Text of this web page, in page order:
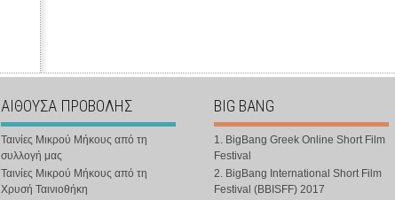
ΑΙΘΟΥΣΑ ΠΡΟΒΟΛΗΣ
Ταινίες Μικρού Μήκους από τη
συλλογή μας
Ταινίες Μικρού Μήκους από τη
Χρυσή Ταινιοθήκη
BIG BANG
1. BigBang Greek Online Short Film
Festival
2. BigBang International Short Film
Festival (BBISFF) 2017